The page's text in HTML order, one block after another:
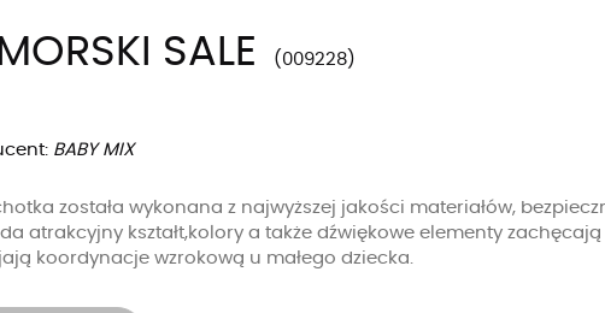
SALE 009228
BABY MIX
została wykonana z najwyższej jakości materiałów,
atrakcyjny kształt,kolory a także dźwiękowe elementy
koordynacje wzrokową u małego dziecka.